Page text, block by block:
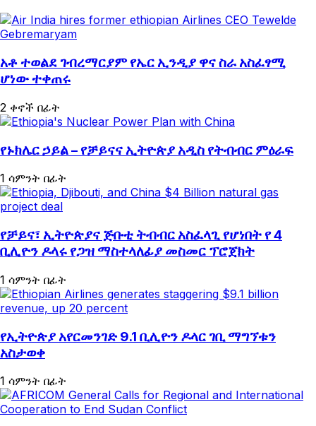
አቶ ተወልደ ገብረማርያም የኤር ኢንዲያ ዋና ስራ አስፈፃሚ
ሆነው ተቀጠሩ
2 ቀኖች በፊት
የኑክሌር ኃይል – የቻይናና ኢትዮጵያ አዲስ የትብብር ምዕራፍ
1 ሳምንት በፊት
የቻይና፣ ኢትዮጵያና ጅቡቲ ትብብር አስፈላጊ የሆነበት የ 4
ቢሊዮን ዶላሩ የጋዝ ማስተላለፊያ መስመር ፕሮጀክት
1 ሳምንት በፊት
የኢትዮጵያ አየርመንገድ 9.1 ቢሊዮን ዶላር ገቢ ማግኘቱን
አስታወቀ
1 ሳምንት በፊት